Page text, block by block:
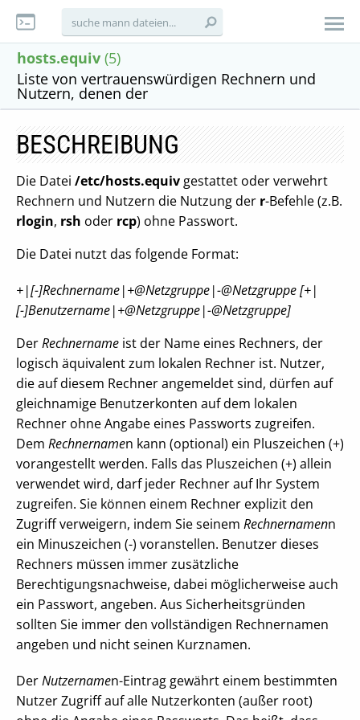
hosts.equiv (5)
Liste von vertrauenswürdigen Rechnern und
Nutzern, denen der
BESCHREIBUNG
Die Datei /etc/hosts.equiv gestattet oder verwehrt
Rechnern und Nutzern die Nutzung der r-Befehle (z.B.
rlogin, rsh oder rcp) ohne Passwort.
Die Datei nutzt das folgende Format:
+|[-]Rechnername|+@Netzgruppe|-@Netzgruppe[+|
[-]Benutzername|+@Netzgruppe|-@Netzgruppe]
DerRechnername ist der Name eines Rechners, der
logisch äquivalent zum lokalen Rechner ist. Nutzer,
die auf diesem Rechner angemeldet sind, dürfen auf
gleichnamige Benutzerkonten auf dem lokalen
Rechner ohne Angabe eines Passworts zugreifen.
Dem Rechnernamen kann (optional) ein Pluszeichen (+)
vorangestellt werden. Falls das Pluszeichen (+) allein
verwendet wird, darf jeder Rechner auf Ihr System
zugreifen. Sie können einem Rechner explizit den
Zugriff verweigern, indem Sie seinem Rechnernamenn
ein Minuszeichen (-) voranstellen. Benutzer dieses
Rechners müssen immer zusätzliche
Berechtigungsnachweise, dabei möglicherweise auch
ein Passwort, angeben. Aus Sicherheitsgründen
sollten Sie immer den vollständigen Rechnernamen
angeben und nicht seinen Kurznamen.
DerNutzernamen-Eintrag gewährt einem bestimmten
Nutzer Zugriff auf alle Nutzerkonten (außer root)